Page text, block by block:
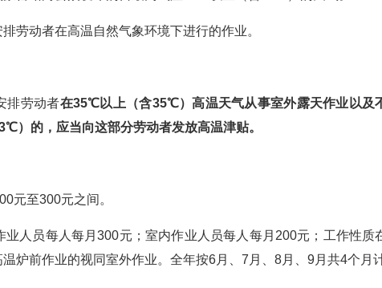
劳动者在高温自然气象环境下进行的作业。
排劳动者在35℃以上（含35℃）高温天气从事室外露天作业以及
）的，应当向这部分劳动者发放高温津贴。
元至300元之间。
人员每人每月300元；室内作业人员每人每月200元；工作性质
炉前作业的视同室外作业。全年按6月、7月、8月、9月共4个月